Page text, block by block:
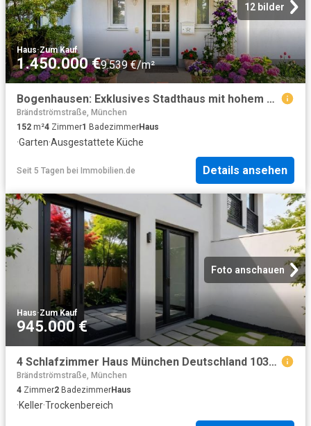
12 bilder
Haus·Zum Kauf
1.450.000 €9.539 €/m²
Bogenhausen: Exklusives Stadthaus mit hohem Freizeitwert
Brändströmstraße, München
152 m²4 Zimmer1 BadezimmerHaus
·Garten·Ausgestattete Küche
Seit 5 Tagen bei Immobilien.de Details ansehen
Foto anschauen
Haus·Zum Kauf
945.000 €
4 Schlafzimmer Haus München Deutschland 103843614
Brändströmstraße, München
4 Zimmer2 BadezimmerHaus
·Keller·Trockenbereich